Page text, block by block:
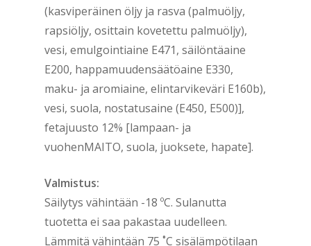
(kasviperäinen öljy ja rasva (palmuöljy,
rapsiöljy, osittain kovetettu palmuöljy),
vesi, emulgointiaine E471, säilöntäaine
E200, happamuudensäätöaine E330,
maku- ja aromiaine, elintarvikeväri E160b),
vesi, suola, nostatusaine (E450, E500)],
fetajuusto 12% [lampaan- ja
vuohenMAITO, suola, juoksete, hapate].
Valmistus:
Säilytys vähintään -18 ºC. Sulanutta
tuotetta ei saa pakastaa uudelleen.
Lämmitä vähintään 75 ˚C sisälämpötilaan